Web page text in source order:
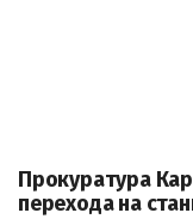
Прокуратура
перехода на